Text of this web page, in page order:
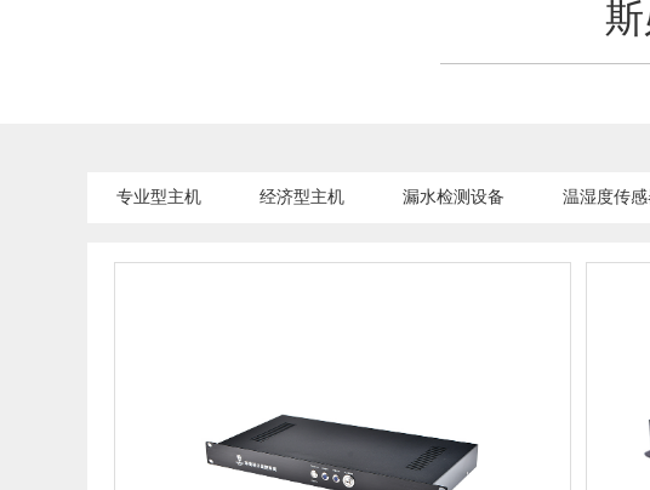
专业型主机 经济型主机 漏水检测设备 温湿度传感